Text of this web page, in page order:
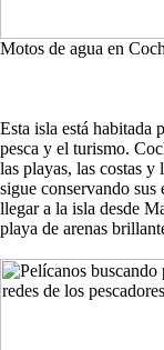
Motos de agua en
Esta isla está habitada
pesca y el turismo.
las playas, las costas
sigue conservando sus
llegar a la isla desde
playa de arenas